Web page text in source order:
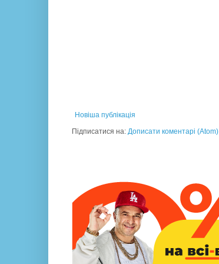
Новіша публікація
Підписатися на: Дописати коментарі (Atom)